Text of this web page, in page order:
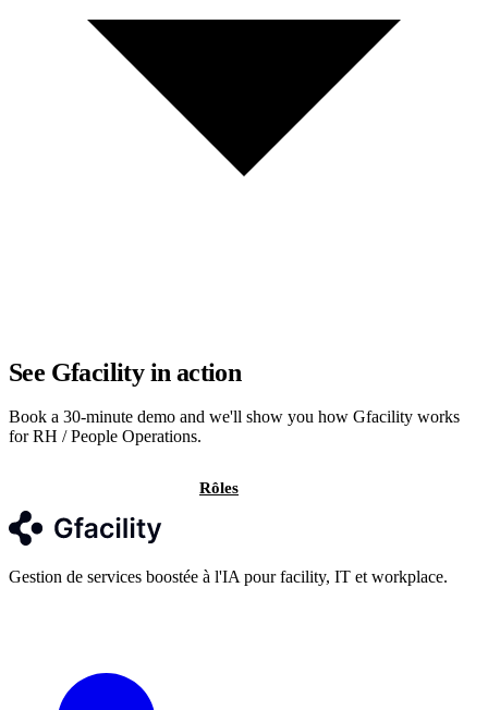
See Gfacility in action
Book a 30-minute demo and we'll show you how Gfacility works
for RH / People Operations.
Rôles
Gestion de services boostée à l'IA pour facility, IT et workplace.